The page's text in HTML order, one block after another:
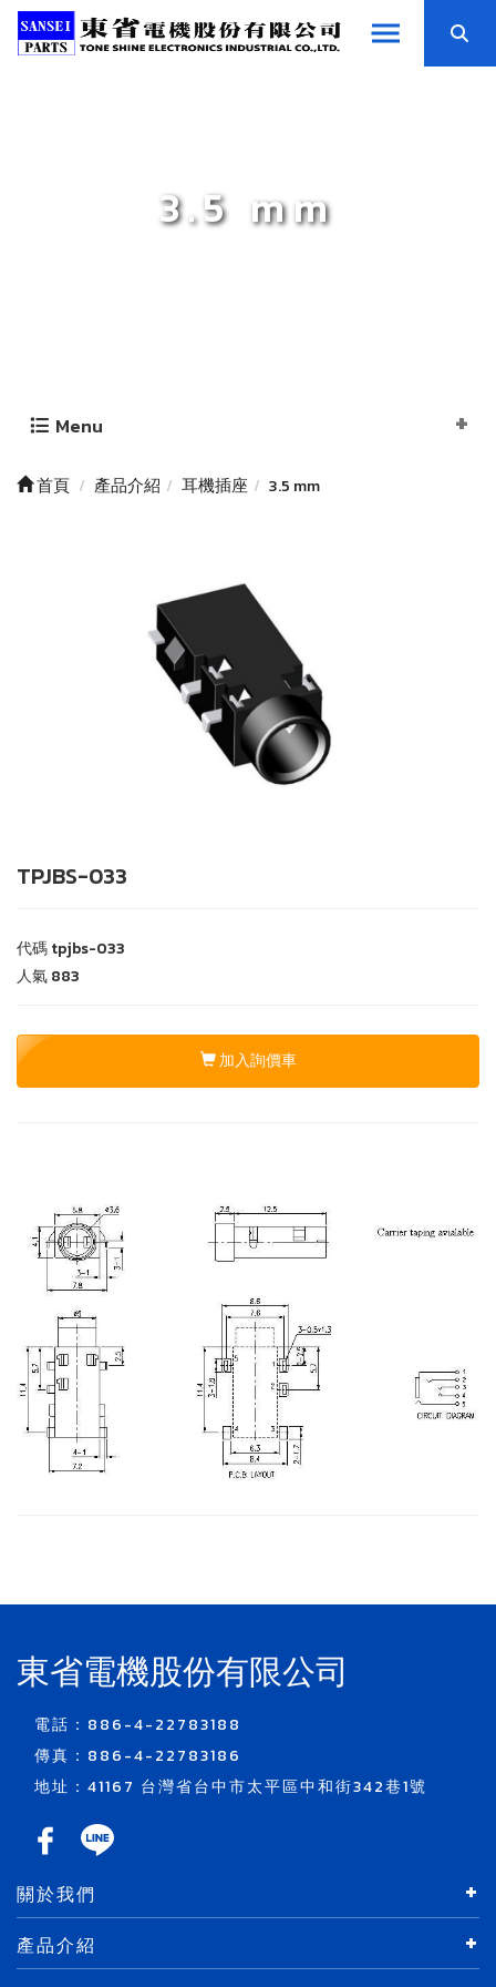
3.5 mm
Menu
首頁 產品介紹 耳機插座 3.5 mm
TPJBS-033
代碼tpjbs-033
人氣883
加入詢價車
東省電機股份有限公司
電話：886-4-22783188
傳真：886-4-22783186
地址：41167 台灣省台中市太平區中和街342巷1號
關於我們
產品介紹